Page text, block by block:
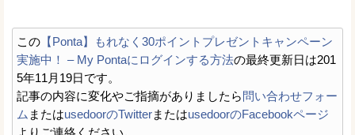
この 【Ponta】もれなく30ポイントプレゼントキャンペーン
実施中！ – My Pontaにログインする方法の最終更新日は201
5年11月19日です。
記事の内容に変化やご指摘がありましたら問い合わせフォー
ム またはusedoorのTwitterまたはusedoorのFacebookページ
よりご連絡ください。